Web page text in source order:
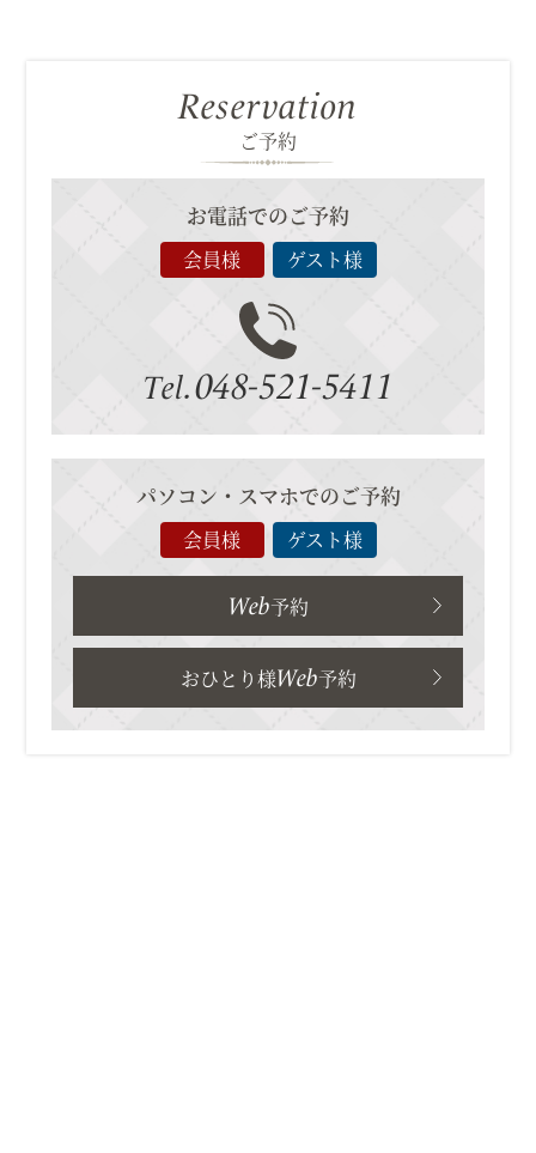
Reservation
ご予約
お電話でのご予約
会員様 ゲスト様
Tel.048-521-5411
パソコン・スマホでのご予約
会員様 ゲスト様
Web予約
おひとり様Web予約